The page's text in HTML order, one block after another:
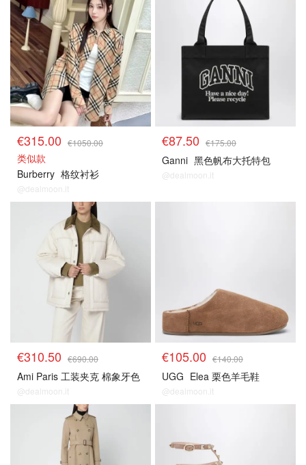
€315.00 €1050.00
类似款
Burberry 格纹衬衫
@dealmoon.it
€87.50 €175.00
Ganni 黑色帆布大托特包
@dealmoon.it
€310.50 €690.00
Ami Paris 工装夹克 棉象牙色
@dealmoon.it
€105.00 €140.00
UGG Elea 栗色羊毛鞋
@dealmoon.it